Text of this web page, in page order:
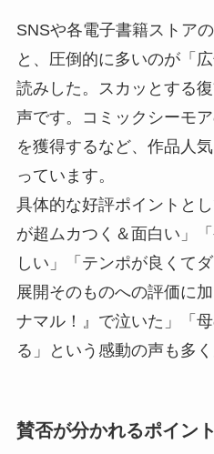
SNSや各電子書籍ストア
と、圧倒的に多いのが「
読みした。スカッとする
声です。コミックシーモ
を獲得するなど、作品人
っています。
具体的な好評ポイントと
が超ムカつく＆面白い」
しい」「テンポが良くて
展開そのものへの評価に
ナマル！』で泣いた」「
る」という感動の声も多く
賛否が分かれるポイント